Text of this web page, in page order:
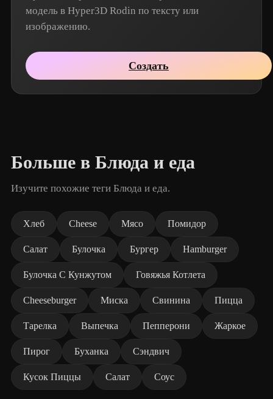
модель в Hyper3D Rodin по тексту или
изображению.
Создать
Больше в Блюда и еда
Изучите похожие теги Блюда и еда.
Хлеб Cheese Мясо Помидор
Салат Булочка Бургер Hamburger
Булочка С Кунжутом Говяжья Котлета
Cheeseburger Миска Свинина Пицца
Тарелка Выпечка Пепперони Жаркое
Пирог Буханка Сэндвич
Кусок Пиццы Салат Соус